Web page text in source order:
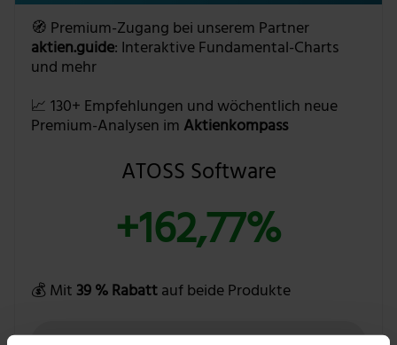
🧭 Premium-Zugang bei unserem Partner
aktien.guide: Interaktive Fundamental-Charts
und mehr
📈 130+ Empfehlungen und wöchentlich neue
Premium-Analysen im Aktienkompass
ATOSS Software
+162,77%
💰 Mit 39 % Rabattauf beide Produkte